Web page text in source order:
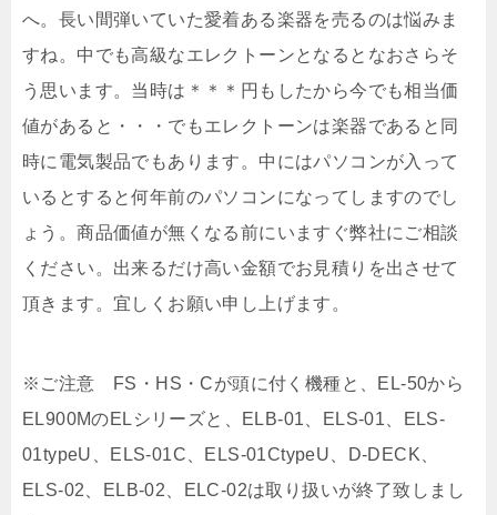
へ。長い間弾いていた愛着ある楽器を売るのは悩みま
すね。中でも高級なエレクトーンとなるとなおさらそ
う思います。当時は＊＊＊円もしたから今でも相当価
値があると・・・でもエレクトーンは楽器であると同
時に電気製品でもあります。中にはパソコンが入って
いるとすると何年前のパソコンになってしますのでし
ょう。商品価値が無くなる前にいますぐ弊社にご相談
ください。出来るだけ高い金額でお見積りを出させて
頂きます。宜しくお願い申し上げます。
※ご注意 FS・HS・Cが頭に付く機種と、EL-50から
EL900MのELシリーズと、ELB-01、ELS-01、ELS-
01typeU、ELS-01C、ELS-01CtypeU、D-DECK、
ELS-02、ELB-02、ELC-02は取り扱いが終了致しまし